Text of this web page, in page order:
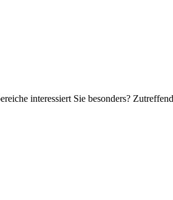
interessiert Sie besonders?